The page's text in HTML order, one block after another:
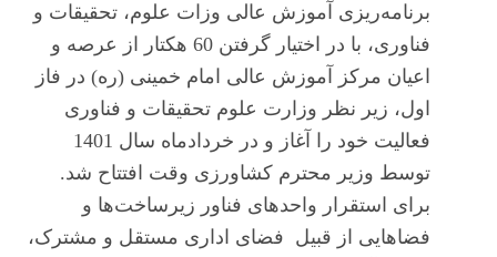
برنامه‌ریزی آموزش عالی وزات علوم، تحقیقات و
فناوری، با در اختیار گرفتن 60 هکتار از عرصه و
اعیان مرکز آموزش عالی امام خمینی (ره) در فاز
اول، زیر نظر وزارت علوم تحقیقات و فناوری
فعالیت خود را آغاز و در خردادماه سال 1401
توسط وزیر محترم کشاورزی وقت افتتاح شد.
برای استقرار واحدهای فناور زیرساخت‌ها و
فضاهایی از قبیل فضای اداری مستقل و مشترک،